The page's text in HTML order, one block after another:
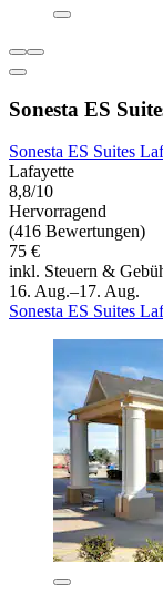
Sonesta ES
Sonesta ES Suites
Lafayette
8,8/10
Hervorragend
(416 Bewertungen)
75 €
inkl. Steuern &
16. Aug.–17. Aug.
Sonesta ES Suites